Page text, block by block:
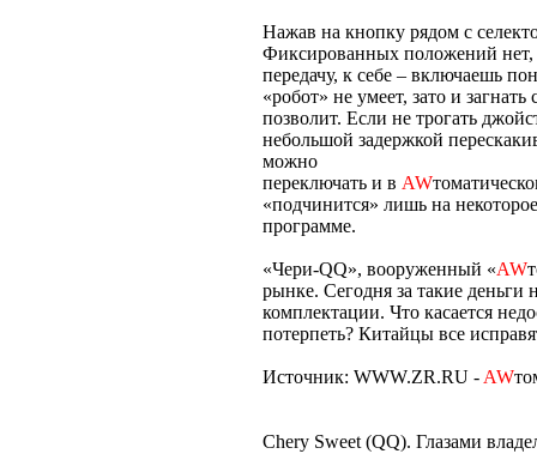
Нажав на кнопку рядом с
Фиксированных положений
передачу, к себе – включаешь
«робот» не умеет, зато и
позволит. Если не трогать
небольшой задержкой
можно
переключать и в AW
«подчинится» лишь на
программе.
«Чери-QQ», вооруженный «AW
рынке. Сегодня за такие деньги
комплектации. Что касается
потерпеть? Китайцы все
Источник: WWW.ZR.RU - AW
Chery Sweet (QQ). Глазами